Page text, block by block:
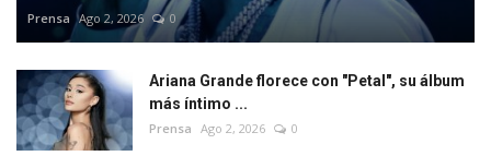
Prensa Ago 2, 2026 0
Ariana Grande florece con "Petal", su álbum
más íntimo ...
Prensa Ago 2, 2026 0